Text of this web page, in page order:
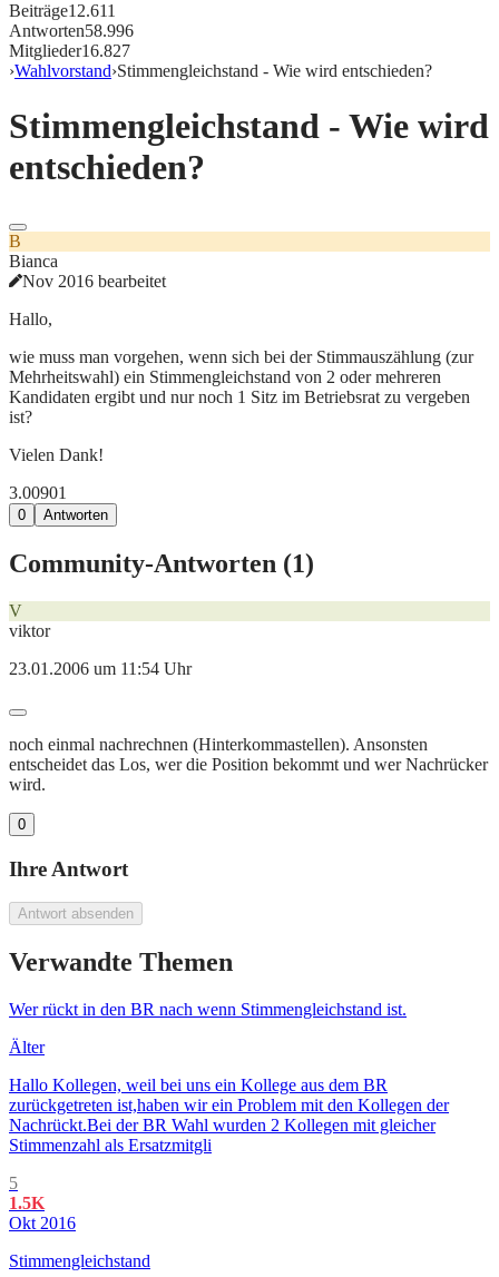
Beiträge12.611
Antworten58.996
Mitglieder16.827
›Wahlvorstand›Stimmengleichstand - Wie wird entschieden?
Stimmengleichstand - Wie wird
entschieden?
B
Bianca
Nov 2016 bearbeitet
Hallo,
wie muss man vorgehen, wenn sich bei der Stimmauszählung (zur
Mehrheitswahl) ein Stimmengleichstand von 2 oder mehreren
Kandidaten ergibt und nur noch 1 Sitz im Betriebsrat zu vergeben
ist?
Vielen Dank!
3.00901
0 Antworten
Community-Antworten (1)
V
viktor
23.01.2006 um 11:54 Uhr
noch einmal nachrechnen (Hinterkommastellen). Ansonsten
entscheidet das Los, wer die Position bekommt und wer Nachrücker
wird.
0
Ihre Antwort
Antwort absenden
Verwandte Themen
Wer rückt in den BR nach wenn Stimmengleichstand ist.
Älter
Hallo Kollegen, weil bei uns ein Kollege aus dem BR
zurückgetreten ist,haben wir ein Problem mit den Kollegen der
Nachrückt.Bei der BR Wahl wurden 2 Kollegen mit gleicher
Stimmenzahl als Ersatzmitgli
5
1.5K
Okt 2016
Stimmengleichstand